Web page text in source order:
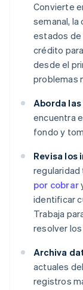
Convierte
semanal,
estados de
crédito
desde el
problemas
Aborda
encuentra
fondo y
Revisa
por cobrar
identificar
Trabaja
resolver
Archiva
actuales
registros